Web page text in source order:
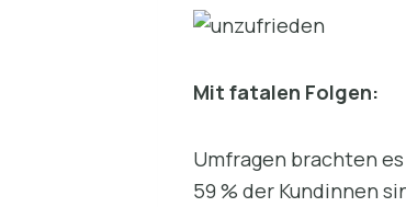
Mit fatalen Folgen:
Umfragen brachten
59 % der Kundinnen